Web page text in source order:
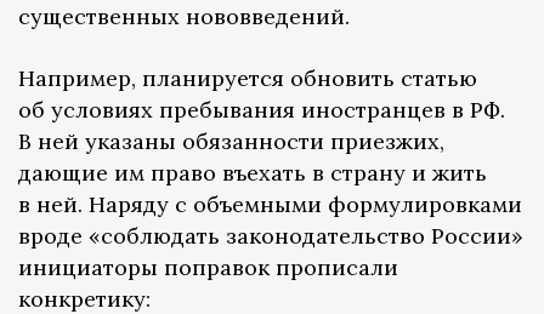
существенных нововведений.
Например, планируется обновить статью
об условиях пребывания иностранцев в РФ.
В ней указаны обязанности приезжих,
дающие им право въехать в страну и жить
в ней. Наряду с объемными формулировками
вроде «соблюдать законодательство России»
инициаторы поправок прописали
конкретику: